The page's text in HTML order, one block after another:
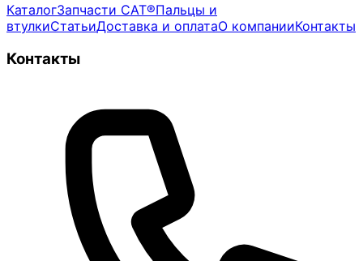
КаталогЗапчасти CAT®Пальцы и
втулкиСтатьиДоставка и оплатаО компанииКонтакты
Контакты